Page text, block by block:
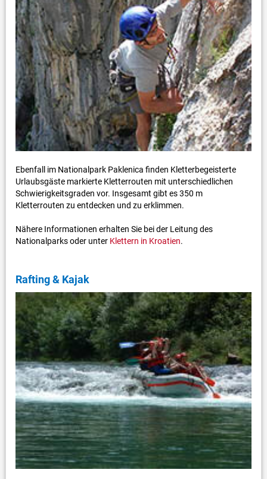
Ebenfall im Nationalpark Paklenica finden Kletterbegeisterte
Urlaubsgäste markierte Kletterrouten mit unterschiedlichen
Schwierigkeitsgraden vor. Insgesamt gibt es 350 m
Kletterrouten zu entdecken und zu erklimmen.
Nähere Informationen erhalten Sie bei der Leitung des
Nationalparks oder unter Klettern in Kroatien.
Rafting & Kajak